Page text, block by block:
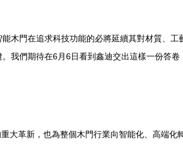
木門在追求科技功能的必將延續其對材質、工
我們期待在6月6日看到鑫迪交出這樣一份答
大革新，也為整個木門行業向智能化、高端化